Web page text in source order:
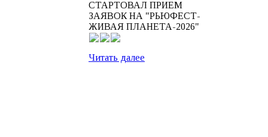
СТАРТОВАЛ ПРИЕМ
ЗАЯВОК НА "РЬЮФЕСТ-
ЖИВАЯ ПЛАНЕТА-2026"
Читать далее